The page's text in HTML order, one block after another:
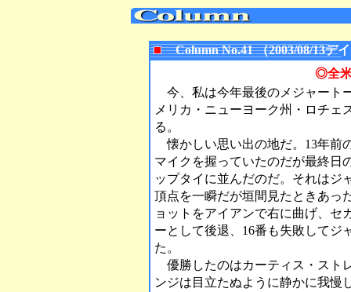
Column No.41 （2003/08/13デ
◎全
今、私は今年最後のメジャート
メリカ・ニューヨーク州・ロチェ
る。
懐かしい思い出の地だ。13年前
マイクを握っていたのだが最終日
ップタイに並んだのだ。それはジ
頂点を一瞬だが垣間見たときあっ
ョットをアイアンで右に曲げ、セ
ーとして後退、16番も失敗してジ
た。
優勝したのはカーティス・スト
ンジは目立たぬように静かに我慢